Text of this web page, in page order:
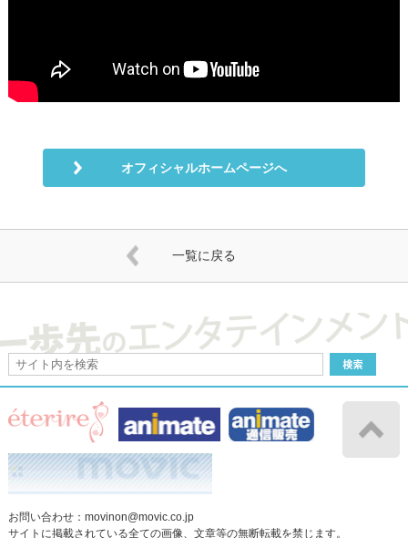
オフィシャルホームページへ
一覧に戻る
お問い合わせ： movinon@movic.co.jp
サイトに掲載されている全ての画像、文章等の無断転載を禁じます。